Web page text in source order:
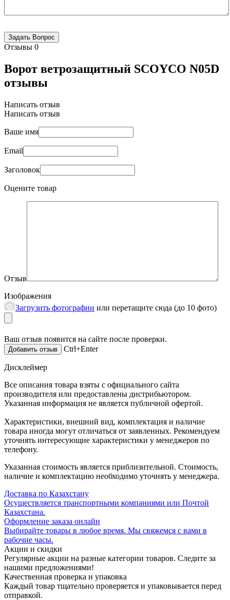
Отзывы 0
Ворот ветрозащитный SCOYCO N05D
отзывы
Написать отзыв
Написать отзыв
Ваше имя
Email
Заголовок
Оцените товар
Отзыв
Изображения
Загрузить фотографии или перетащите сюда (до 10 фото)
Ваш отзыв появится на сайте после проверки.
Ctrl+Enter
Дисклеймер
Все описания товара взяты с официального сайта
производителя или предоставлены дистрибьютором.
Указанная информация не является публичной офертой.
Характеристики, внешний вид, комплектация и наличие
товара иногда могут отличаться от заявленных. Рекомендуем
уточнять интересующие характеристики у менеджеров по
телефону.
Указанная стоимость является приблизительной. Стоимость,
наличие и комплектацию необходимо уточнять у менеджера.
Доставка по Казахстану
Осуществляется транспортными компаниями или Почтой
Казахстана.
Оформление заказа онлайн
Выбирайте товары в любое время. Мы свяжемся с вами в
рабочие часы.
Акции и скидки
Регулярные акции на разные категории товаров. Следите за
нашими предложениями!
Качественная проверка и упаковка
Каждый товар тщательно проверяется и упаковывается перед
отправкой.